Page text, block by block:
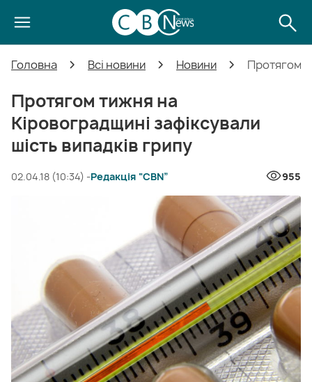
Головна Всі новини Новини Протягом
Протягом тижня на
Кіровоградщині зафіксували
шість випадків грипу
02.04.18 (10:34) -Редакція “CBN” 955